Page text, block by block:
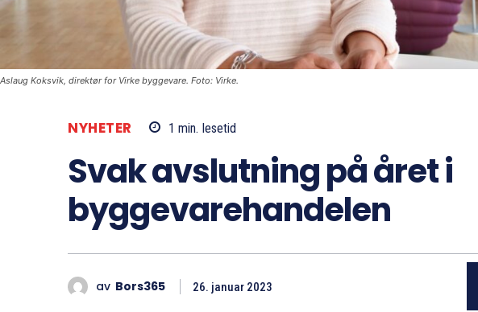
Aslaug Koksvik, direktør for Virke byggevare. Foto: Virke.
NYHETER 1 min. lesetid
Svak avslutning på året i
byggevarehandelen
av Bors365 26. januar 2023